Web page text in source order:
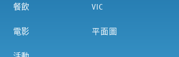
餐飲
電影
VIC
平面圖